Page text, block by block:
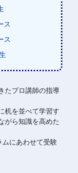
ス
ス
たプロ講師の指導
机を並べて学習す
がら知識を高めた
ムにあわせて受験